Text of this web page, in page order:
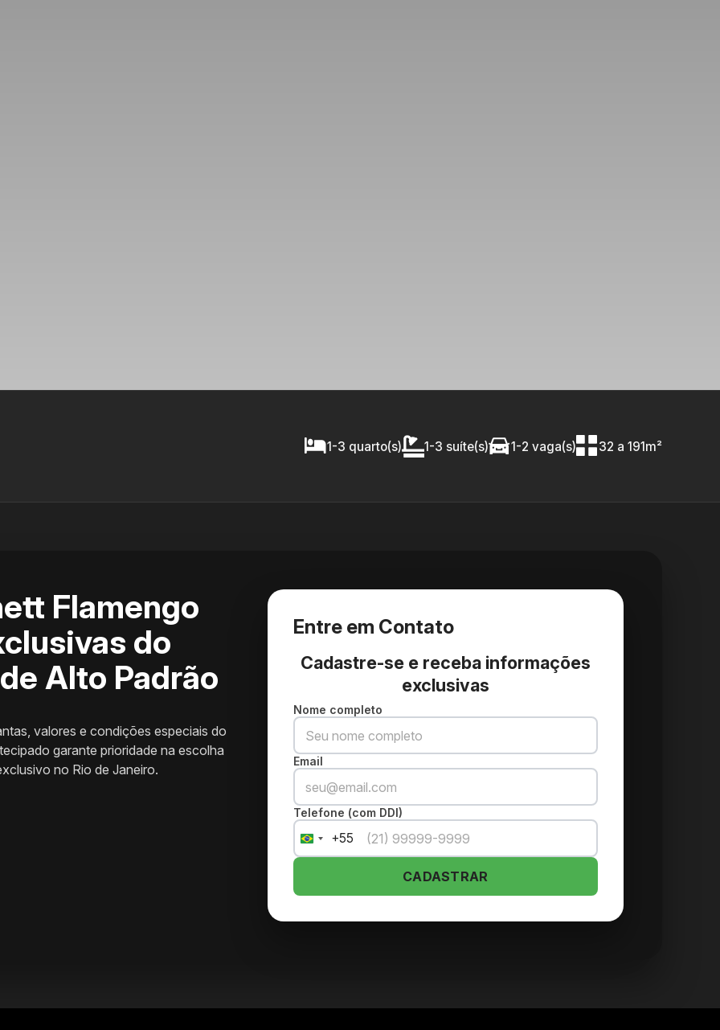
1-3 quarto(s) 1-3 suíte(s) 1-2 vaga(s) 32 a 191m²
Flamengo
do
Alto Padrão
valores e condições especiais do
garante prioridade na escolha
no Rio de Janeiro.
Entre em Contato
Cadastre-se e receba informações
exclusivas
Nome completo
Email
Telefone (com DDI)
Brazil
+55
+55
CADASTRAR